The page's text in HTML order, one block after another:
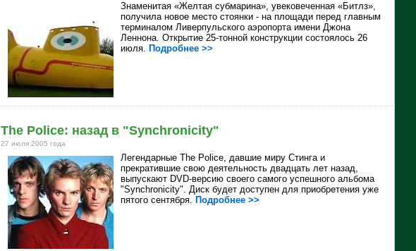
Знаменитая «Желтая субмарина», увековеченная «Битлз»,
получила новое место стоянки - на площади перед главным
терминалом Ливерпульского аэропорта имени Джона
Леннона. Открытие 25-тонной конструкции состоялось 26
июля. Подробнее >>
The Police: назад в "Synchronicity"
27 июля 2005 года
Легендарные The Police, давшие миру Стинга и
прекратившие свою деятельность двадцать лет назад,
выпускают DVD-версию своего самого успешного альбома
"Synchronicity". Диск будет доступен для приобретения уже
пятого сентября. Подробнее >>